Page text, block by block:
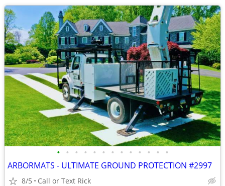
• • • • • • • • • • • • •
ARBORMATS - ULTIMATE GROUND PROTECTION #2997
8/5 Call or Text Rick